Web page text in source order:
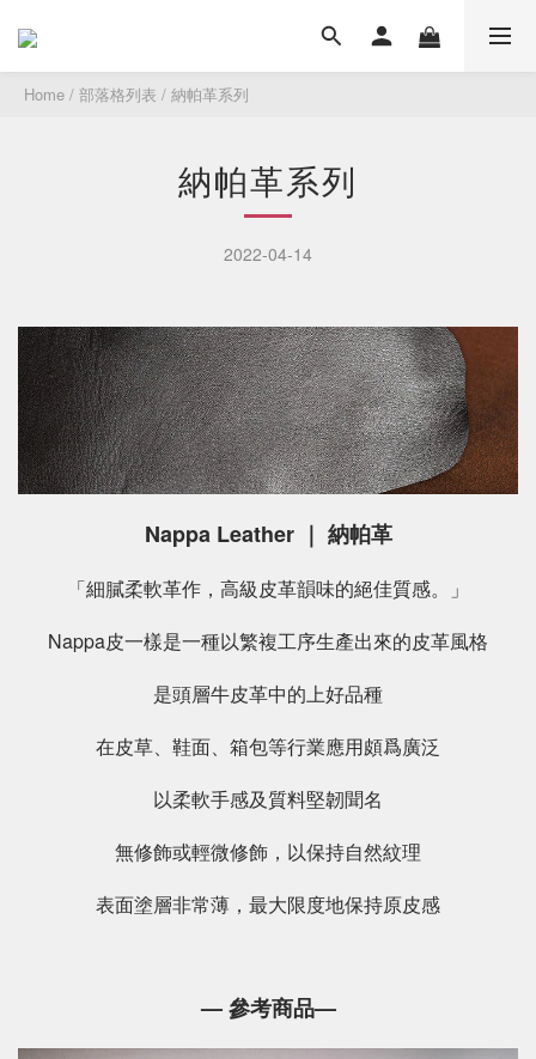
Home / 部落格列表 / 納帕革系列
納帕革系列
2022-04-14
Nappa Leather ｜ 納帕革
「細膩柔軟革作，高級皮革韻味的絕佳質感。」
Nappa皮一樣是一種以繁複工序生產出來的皮革風格
是頭層牛皮革中的上好品種
在皮草、鞋面、箱包等行業應用頗爲廣泛
以柔軟手感及質料堅韌聞名
無修飾或輕微修飾，以保持自然紋理
表面塗層非常薄，最大限度地保持原皮感
— 參考商品—